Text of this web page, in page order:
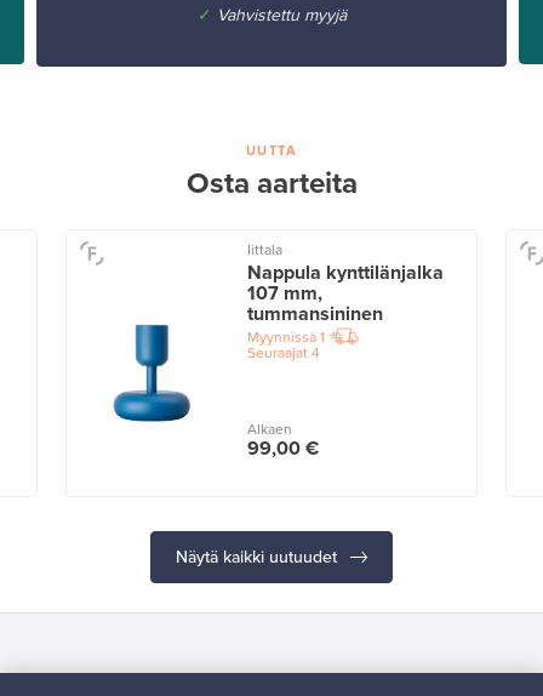
✓ Vahvistettu myyjä
UUTTA
Osta aarteita
Iittala
Nappula kynttilänjalka
107 mm,
tummansininen
Myynnissä1
Seuraajat4
Alkaen
99,00 €
Näytä kaikki uutuudet